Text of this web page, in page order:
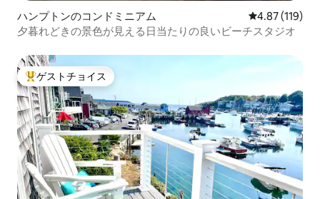
ハンプトンのコンドミニアム レビュー119
4.87 (119)
夕暮れどきの景色が見える日当たりの良いビーチスタジオ
大好評のゲストチョイスです。
ゲストチョイス